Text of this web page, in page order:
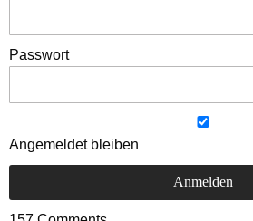
Passwort
Angemeldet bleiben